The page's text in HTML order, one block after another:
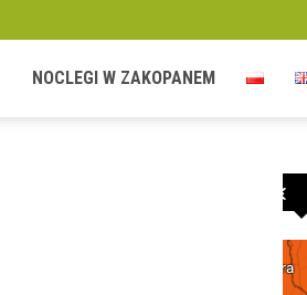
NOCLEGI W ZAKOPANEM